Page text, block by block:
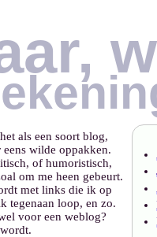
als een soort blog,
wilde oppakken.
of humoristisch,
om me heen gebeurt.
met links die ik op
tegenaan loop, en zo.
voor een weblog?